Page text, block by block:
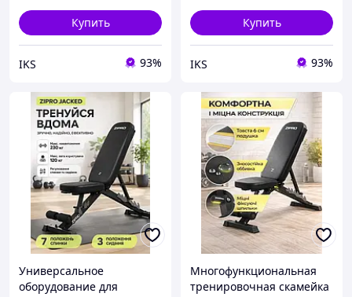
Купить
IKS 93%
Купить
IKS 93%
Универсальное
оборудование для
Многофункциональная
тренировочная скамейка